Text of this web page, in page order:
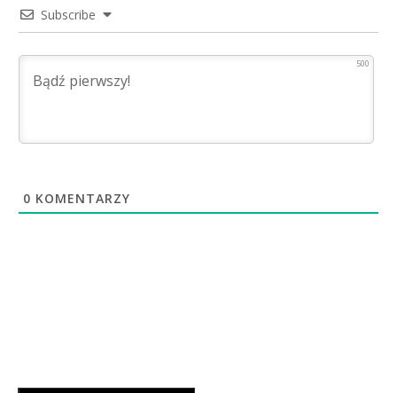
Subscribe
500
0 KOMENTARZY